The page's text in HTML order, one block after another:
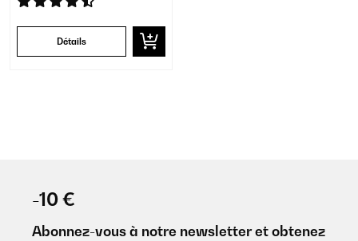
Détails
-10 €
Abonnez-vous à notre newsletter et obtenez